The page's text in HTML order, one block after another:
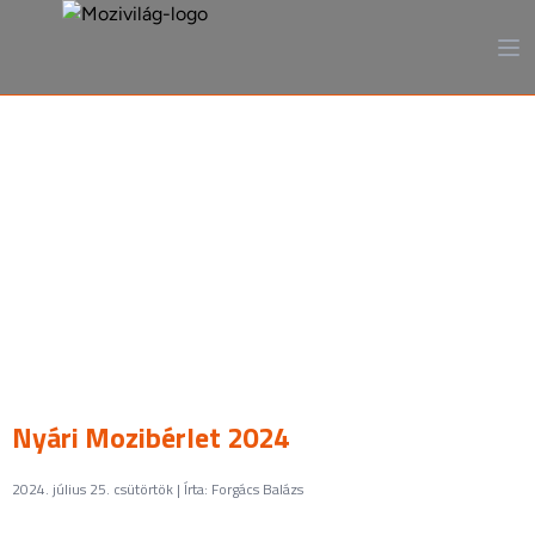
Nyári Mozibérlet 2024
2024. július 25. csütörtök | Írta: Forgács Balázs